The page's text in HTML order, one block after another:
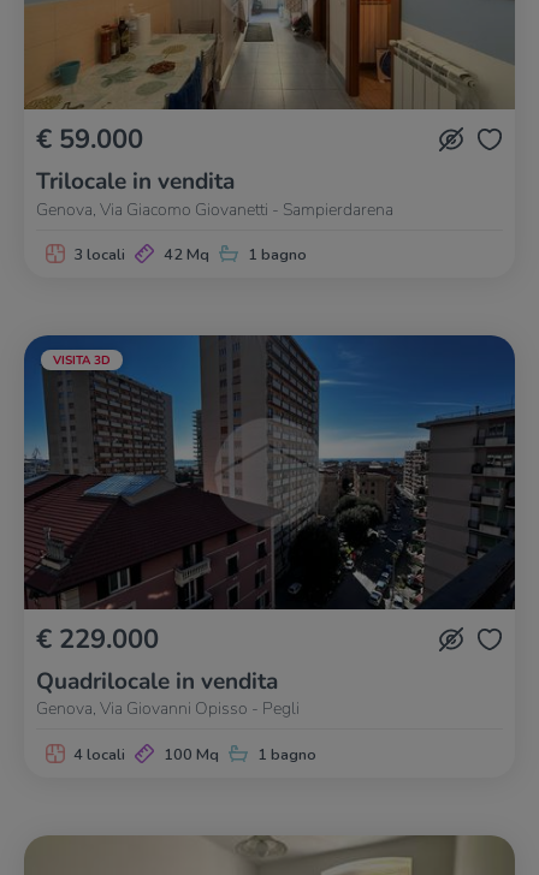
€ 59.000
Trilocale in vendita
Genova, Via Giacomo Giovanetti - Sampierdarena
3 locali 42 Mq 1 bagno
VISITA 3D
€ 229.000
Quadrilocale in vendita
Genova, Via Giovanni Opisso - Pegli
4 locali 100 Mq 1 bagno